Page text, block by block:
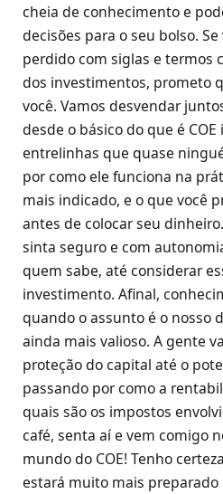
cheia de conhecimento e
decisões para o seu bolso.
perdido com siglas e termos
dos investimentos, prometo
você. Vamos desvendar
desde o básico do que é
entrelinhas que quase
por como ele funciona na
mais indicado, e o que você
antes de colocar seu
sinta seguro e com
quem sabe, até considerar
investimento. Afinal,
quando o assunto é o nosso
ainda mais valioso. A gente
proteção do capital até o
passando por como a
quais são os impostos
café, senta aí e vem comigo
mundo do COE! Tenho
estará muito mais